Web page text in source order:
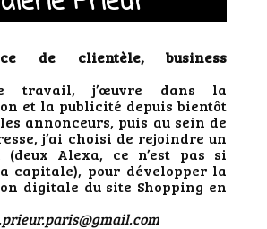
de clientèle, business
travail, j’œuvre dans la
et la publicité depuis bientôt
annonceurs, puis au sein de
j’ai choisi de rejoindre un
(deux Alexa, ce n’est pas si
capitale), pour développer la
digitale du site Shopping en